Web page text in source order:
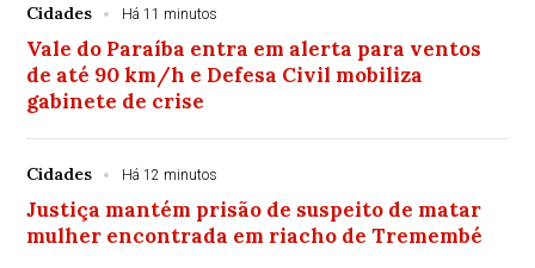
Cidades Há 11 minutos
Vale do Paraíba entra em alerta para ventos
de até 90 km/h e Defesa Civil mobiliza
gabinete de crise
Cidades Há 12 minutos
Justiça mantém prisão de suspeito de matar
mulher encontrada em riacho de Tremembé